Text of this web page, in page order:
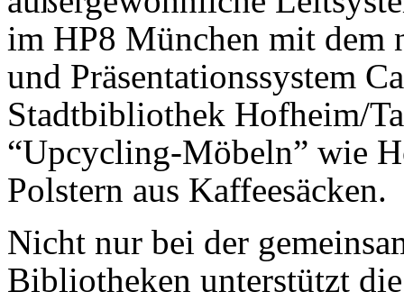
im HP8 München mit dem
und Präsentationssystem
Stadtbibliothek Hofheim/
“Upcycling-Möbeln” wie
Polstern aus Kaffeesäcken.
Nicht nur bei der
Bibliotheken unterstützt